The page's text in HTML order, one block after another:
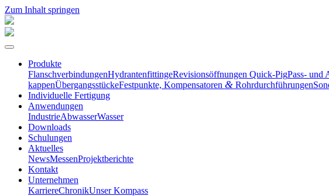
Zum Inhalt springen
Produkte
Flansch­ver­bin­dungenHydran­ten­fit­tingeRevisi­ons­öff­nungen Quick-PigPass- und
kappenÜbergangs­stückeFestpunkte, Kompen­sa­toren & Rohrdurchführungen
Indivi­duelle Fertigung
Anwen­dungen
IndustrieAbwasserWasser
Downloads
Schulungen
Aktuelles
NewsMessenProjekt­be­richte
Kontakt
Unter­nehmen
KarriereChronikUnser Kompass